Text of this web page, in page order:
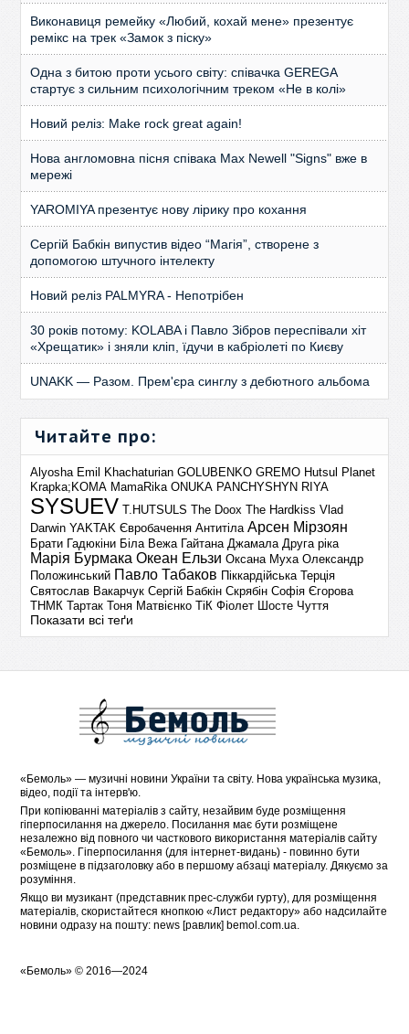
Виконавиця ремейку «Любий, кохай мене» презентує
ремікс на трек «Замок з піску»
Одна з битою проти усього світу: співачка GEREGA
стартує з сильним психологічним треком «Не в колі»
Новий реліз: Make rock great again!
Нова англомовна пісня співака Max Newell "Signs" вже в
мережі
YAROMIYA презентує нову лірику про кохання
Сергій Бабкін випустив відео “Магія”, створене з
допомогою штучного інтелекту
Новий реліз PALMYRA - Непотрібен
30 років потому: KOLABA і Павло Зібров переспівали хіт
«Хрещатик» і зняли кліп, їдучи в кабріолеті по Києву
UNAKK — Разом. Прем'єра синглу з дебютного альбома
Читайте про:
Alyosha Emil Khachaturian GOLUBENKO GREMO Hutsul Planet
Krapka;KOMA MamaRika ONUKA PANCHYSHYN RIYA
SYSUEV T.HUTSULS The Doox The Hardkiss Vlad
Darwin YAKTAK Євробачення Антитіла Арсен Мірзоян
Брати Гадюкіни Біла Вежа Гайтана Джамала Друга ріка
Марія Бурмака Океан Ельзи Оксана Муха Олександр
Положинський Павло Табаков Піккардійська Терція
Святослав Вакарчук Сергій Бабкін Скрябін Софія Єгорова
ТНМК Тартак Тоня Матвієнко ТіК Фіолет Шосте Чуття
Показати всі теґи
« Бемоль» — музичні новини України та світу. Нова українська музика,
відео, події та інтерв'ю.
При копіюванні матеріалів з сайту, незайвим буде розміщення
гіперпосилання на джерело. Посилання має бути розміщене
незалежно від повного чи часткового використання матеріалів сайту
«Бемоль». Гіперпосилання (для інтернет-видань) - повинно бути
розміщене в підзаголовку або в першому абзаці матеріалу. Дякуємо за
розуміння.
Якщо ви музикант (представник прес-служби гурту), для розміщення
матеріалів, скористайтеся кнопкою «Лист редактору» або надсилайте
новини одразу на пошту: news [равлик] bemol.com.ua.
« Бемоль» © 2016—2024